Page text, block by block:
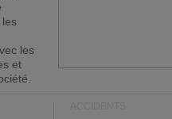
les
les
et